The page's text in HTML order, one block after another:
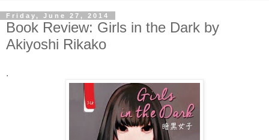
Friday, June 27, 2014
Book Review: Girls in the Dark by
Akiyoshi Rikako
.